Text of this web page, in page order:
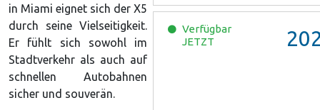
Verfügbar
JETZT
in Miami eignet sich der X5
durch seine Vielseitigkeit.
Er fühlt sich sowohl im
Stadtverkehr als auch auf
schnellen Autobahnen
sicher und souverän.